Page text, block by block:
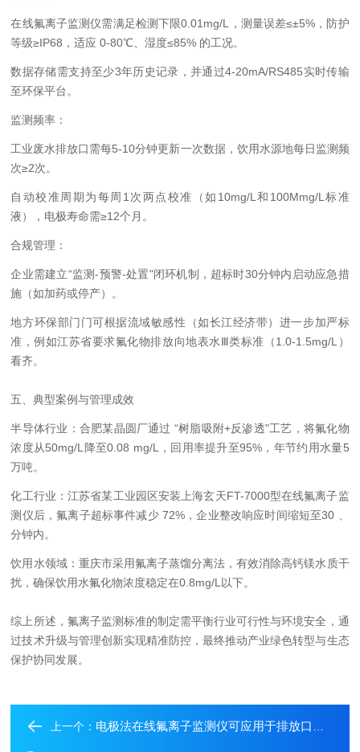
在线氟离子监测仪需满足检测下限0.01mg/L，测量误差≤±5%，防护
等级≥IP68，适应 0-80℃、湿度≤85% 的工况。
数据存储需支持至少3年历史记录，并通过4-20mA/RS485实时传输
至环保平台。
监测频率：
工业废水排放口需每5-10分钟更新一次数据，饮用水源地每日监测频
次≥2次。
自动校准周期为每周1次两点校准（如10mg/L和100Mmg/L标准
液），电极寿命需≥12个月。
合规管理：
企业需建立“监测-预警-处置"闭环机制，超标时30分钟内启动应急措
施（如加药或停产）。
地方环保部门门可根据流域敏感性（如长江经济带）进一步加严标
准，例如江苏省要求氟化物排放向地表水Ⅲ类标准（1.0-1.5mg/L）
看齐。
五、典型案例与管理成效
半导体行业：合肥某晶圆厂通过 “树脂吸附+反渗透"工艺，将氟化物
浓度从50mg/L降至0.08 mg/L，回用率提升至95%，年节约用水量5
万吨。
化工行业：江苏省某工业园区安装上海玄天FT-7000型在线氟离子监
测仪后，氟离子超标事件减少 72%，企业整改响应时间缩短至30 、
分钟内。
饮用水领域：重庆市采用氟离子蒸馏分离法，有效消除高钙镁水质干
扰，确保饮用水氟化物浓度稳定在0.8mg/L以下。
综上所述，氟离子监测标准的制定需平衡行业可行性与环境安全，通
过技术升级与管理创新实现精准防控，最终推动产业绿色转型与生态
保护协同发展。
上一个： 电极法在线氟离子监测仪可应用于排放口实时检测